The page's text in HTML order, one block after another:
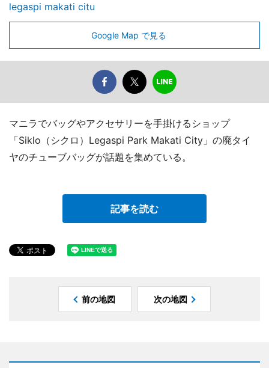
legaspi makati citu
Google Map で見る
マニラでバッグやアクセサリーを手掛けるショップ
「Siklo（シクロ）Legaspi Park Makati City」の廃タイ
ヤのチューブバッグが話題を集めている。
記事を読む
前の地図 次の地図